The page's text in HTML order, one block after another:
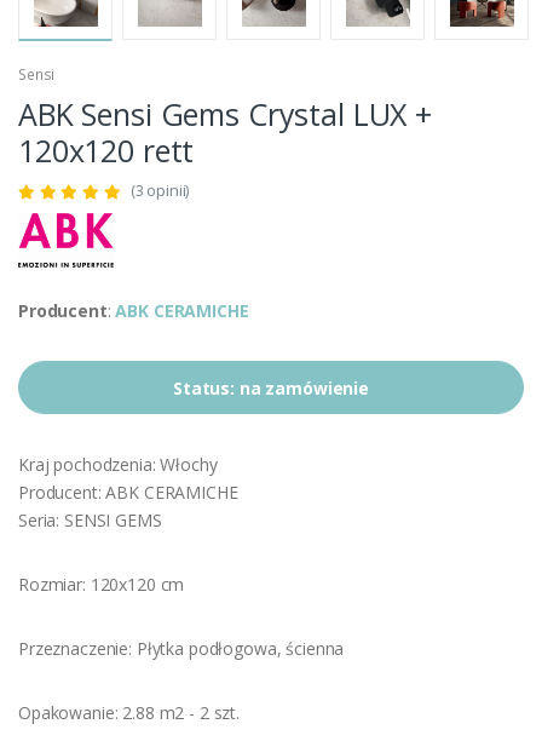
Sensi
ABK Sensi Gems Crystal LUX +
120x120 rett
(3 opinii)
Producent:ABK CERAMICHE
Status: na zamówienie
Kraj pochodzenia: Włochy
Producent: ABK CERAMICHE
Seria: SENSI GEMS
Rozmiar: 120x120 cm
Przeznaczenie: Płytka podłogowa, ścienna
Opakowanie: 2.88 m2 - 2 szt.